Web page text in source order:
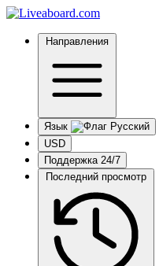
Направления
Язык
USD
Поддержка 24/7
Последний просмотр